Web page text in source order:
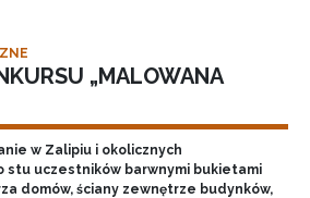
„MALOWANA
w Zalipiu i okolicznych
stu uczestników barwnymi bukietami
domów, ściany zewnętrze budynków,